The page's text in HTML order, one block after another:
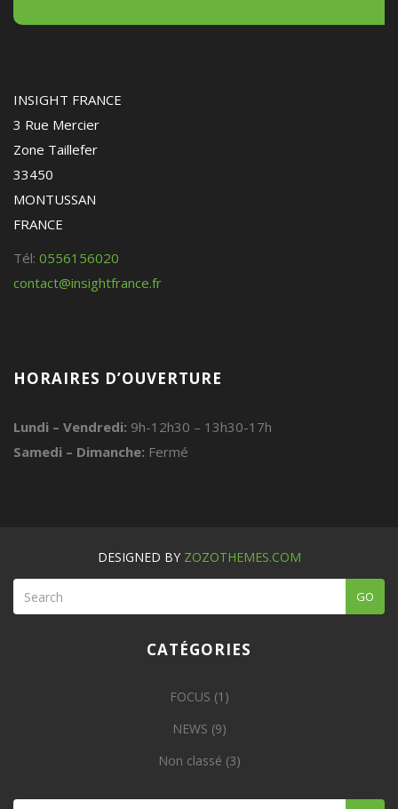
INSIGHT FRANCE
3 Rue Mercier
Zone Taillefer
33450
MONTUSSAN
FRANCE
Tél: 0556156020
contact@insightfrance.fr
HORAIRES D’OUVERTURE
Lundi – Vendredi: 9h-12h30 – 13h30-17h
Samedi – Dimanche: Fermé
DESIGNED BY ZOZOTHEMES.COM
GO
CATÉGORIES
FOCUS (1)
NEWS (9)
Non classé (3)